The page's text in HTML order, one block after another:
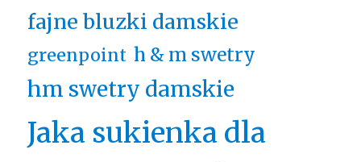
fajne bluzki damskie
greenpoint h & m swetry
hm swetry damskie
Jaka sukienka dla